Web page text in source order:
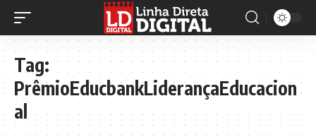
Tag:
PrêmioEducbankLiderançaEducacion
al